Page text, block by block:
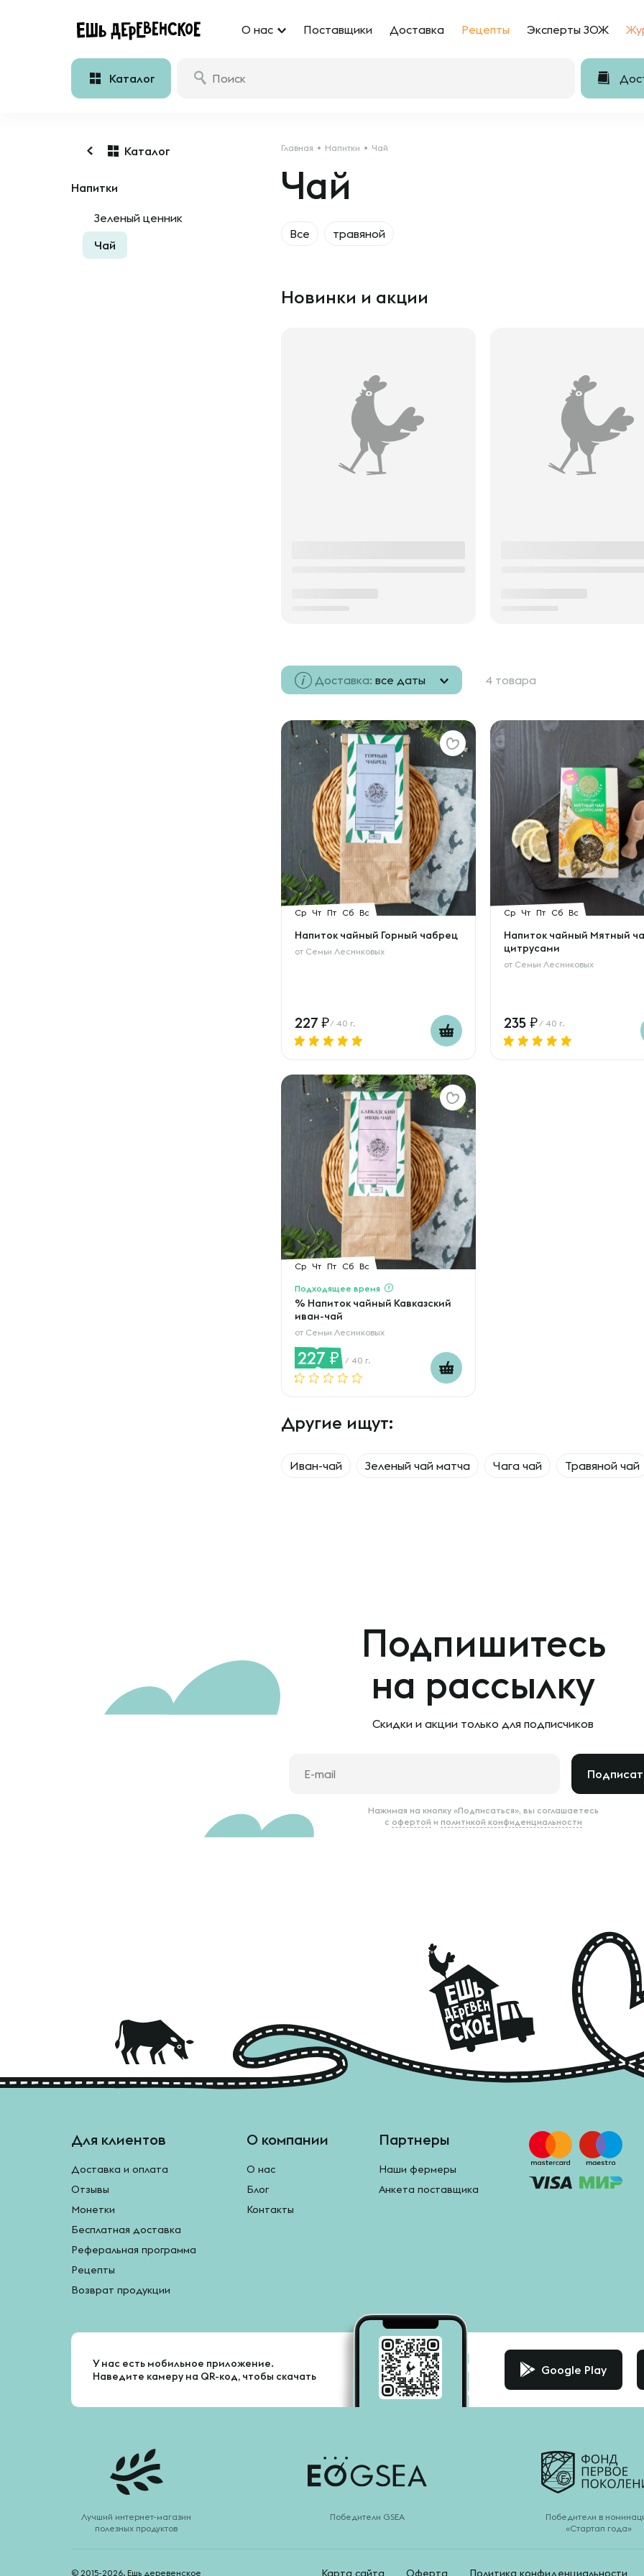
О нас Поставщики Доставка Рецепты Эксперты ЗОЖ
Каталог
Каталог
Напитки
Зеленый ценник
Чай
Главная Напитки Чай
Чай
Все травяной
Новинки и акции
Доставка: все даты 4 товара
Ср Чт Пт Сб Вс
Напиток чайный Горный чабрец
от Семьи Лесниковых
227 / 40 г.
Ср Чт Пт Сб Вс
Напиток чайный Мятный
цитрусами
от Семьи Лесниковых
235 / 40 г.
Ср Чт Пт Сб Вс
Подходящее время
% Напиток чайный Кавказский
иван-чай
от Семьи Лесниковых
227 / 40 г.
Другие ищут:
Иван-чай Зеленый чай матча Чага чай Травяной чай
Подпишитесь
на рассылку
Скидки и акции только для подписчиков
Нажимая на кнопку «Подписаться», вы соглашаетесь
с офертой и политикой конфиденциальности
Для клиентов
Доставка и оплата
Отзывы
Монетки
Бесплатная доставка
Реферальная программа
Рецепты
Возврат продукции
О компании
О нас
Блог
Контакты
Партнеры
Наши фермеры
Анкета поставщика
У нас есть мобильное приложение.
Наведите камеру на QR-код, чтобы скачать
Google Play
Лучший интернет-магазин
полезных продуктов
Победители GSEA
Победители в
«Стартап года»
© 2015-2026. Ешь деревенское Карта сайта Оферта Политика конфиденциальности